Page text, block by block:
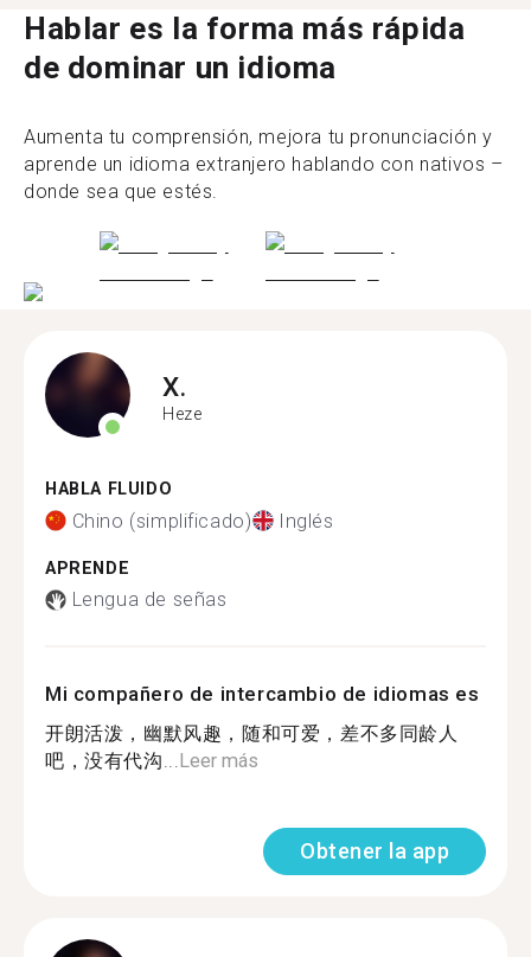
Hablar es la forma más rápida
de dominar un idioma
Aumenta tu comprensión, mejora tu pronunciación y
aprende un idioma extranjero hablando con nativos –
donde sea que estés.
X.
Heze
HABLA FLUIDO
Chino (simplificado) Inglés
APRENDE
Lengua de señas
Mi compañero de intercambio de idiomas es
开朗活泼，幽默风趣，随和可爱，差不多同龄人
吧，没有代沟...Leer más
Obtener la app